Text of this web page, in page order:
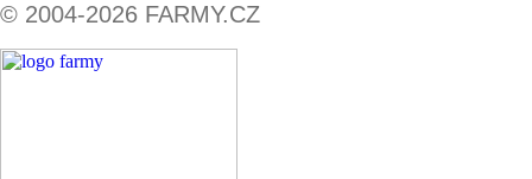
© 2004-2026 FARMY.CZ